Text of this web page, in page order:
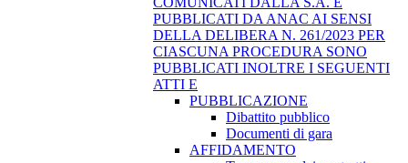
PUBBLICATI DA ANAC AI SENSI
DELLA DELIBERA N. 261/2023 PER
CIASCUNA PROCEDURA SONO
PUBBLICATI INOLTRE I SEGUENTI
ATTI E
PUBBLICAZIONE
Dibattito pubblico
Documenti di gara
AFFIDAMENTO